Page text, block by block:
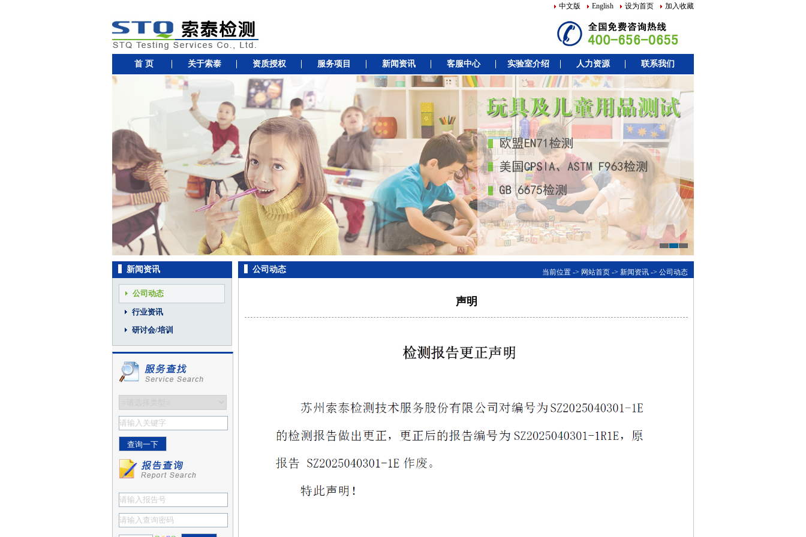
中文版 English 设为首页 加入收藏
首 页 关于索泰 资质授权 服务项目 新闻资讯 客服中心 实验室介绍 人力资源 联系我们
新闻资讯
公司动态
行业资讯
研讨会/培训
公司动态 当前位置 -> 网站首页 -> 新闻资讯 -> 公司动态
声明